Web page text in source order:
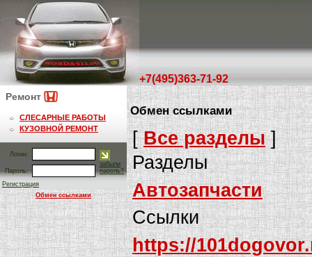
+7(495)363-71-92
Ремонт
СЛЕСАРНЫЕ РАБОТЫ
КУЗОВНОЙ РЕМОНТ
Логин:
Пароль:
забыли
пароль?
Регистрация
Обмен ссылками
Обмен ссылками
[Все разделы]
Разделы
Автозапчасти
Ссылки
https://